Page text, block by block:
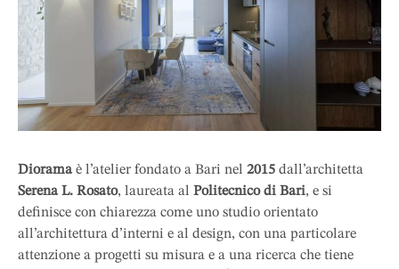
Dioramaè l’atelier fondato a Bari nel 2015 dall’architetta
Serena L. Rosato, laureata al Politecnico di Bari, e si
definisce con chiarezza come uno studio orientato
all’architettura d’interni e al design, con una particolare
attenzione a progetti su misura e a una ricerca che tiene